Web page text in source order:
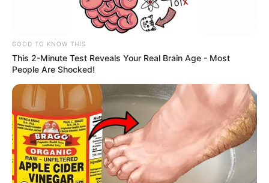
14:45 / 06 Avqust 2026 MARAQLI
Qurdlar niyə tələsmir? -Alimlər ov
sirrini açıqladı
21 0
GOOD TO KNOW THIS
This 2-Minute Test Reveals Your Real Brain Age - Most
People Are Shocked!